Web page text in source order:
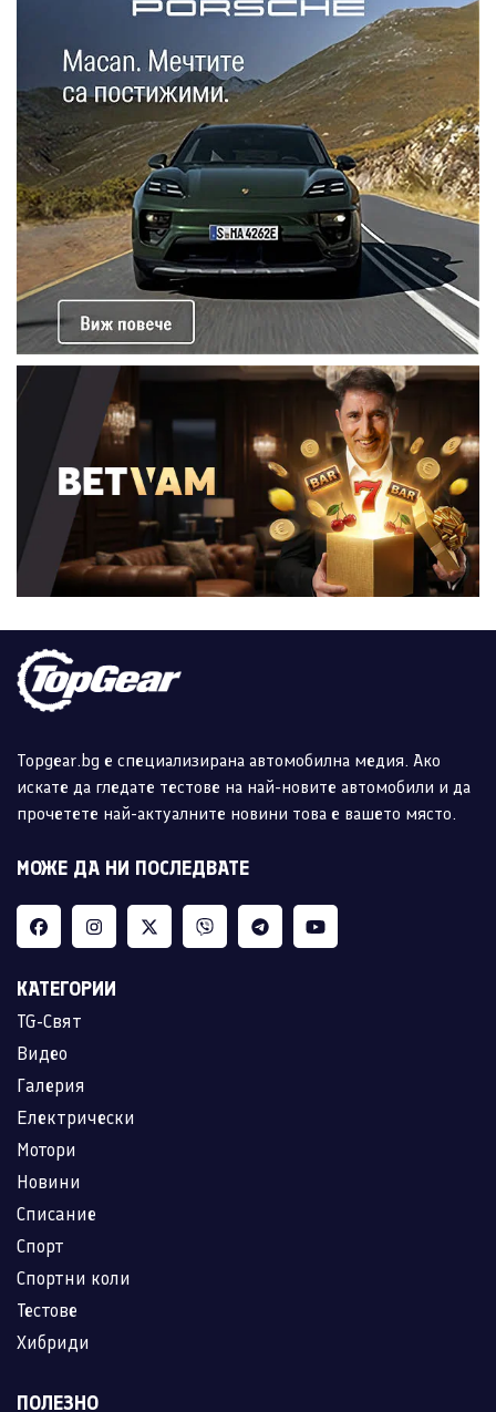
Topgear.bg е специализирана автомобилна медия. Ако
искате да гледате тестове на най-новите автомобили и да
прочетете най-актуалните новини това е вашето място.
МОЖЕ ДА НИ ПОСЛЕДВАТЕ
КАТЕГОРИИ
TG-Свят
Видео
Галерия
Електрически
Мотори
Новини
Списание
Спорт
Спортни коли
Тестове
Хибриди
ПОЛЕЗНО